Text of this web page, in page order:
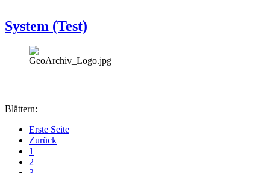
System (Test)
Blättern:
Erste Seite
Zurück
1
2